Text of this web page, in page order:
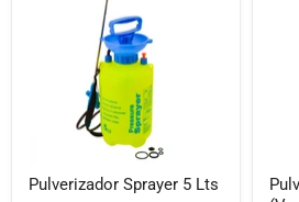
Sprayer
Pulverizador Sprayer 5 Lts